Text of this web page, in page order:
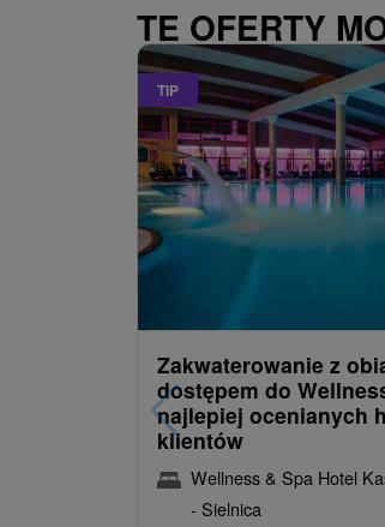
TE OFERTY
TIP
Zakwaterowanie z
dostępem do
najlepiej ocenianych
klientów
Wellness & Spa Hotel
- Sielnica